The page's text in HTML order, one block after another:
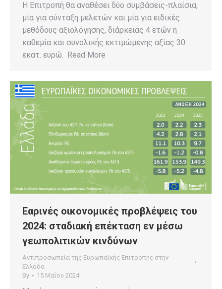
Η Επιτροπή θα αναθέσει δύο συμβάσεις-πλαίσια,
μία για σύνταξη μελετών και μία για ειδικές
μεθόδους αξιολόγησης, διάρκειας 4 ετών η
καθεμία και συνολικής εκτιμώμενης αξίας 30
εκατ. ευρώ. Read More
Εαρινές οικονομικές προβλέψεις του
2024: σταδιακή επέκταση εν μέσω
γεωπολιτικών κινδύνων
Αντιπροσωπεία της Ευρωπαϊκής Επιτροπής στην
Ελλάδα
By
15 Μαΐου 2024